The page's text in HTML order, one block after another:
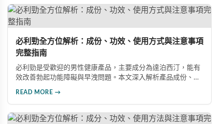
必利勁全方位解析：成份、功效、使用方式與注意事項
完整指南
必利勁是受歡迎的男性健康產品，主要成分為達泊西汀，能有
效改善勃起功能障礙與早洩問題。本文深入解析產品成份、功
READ MORE →